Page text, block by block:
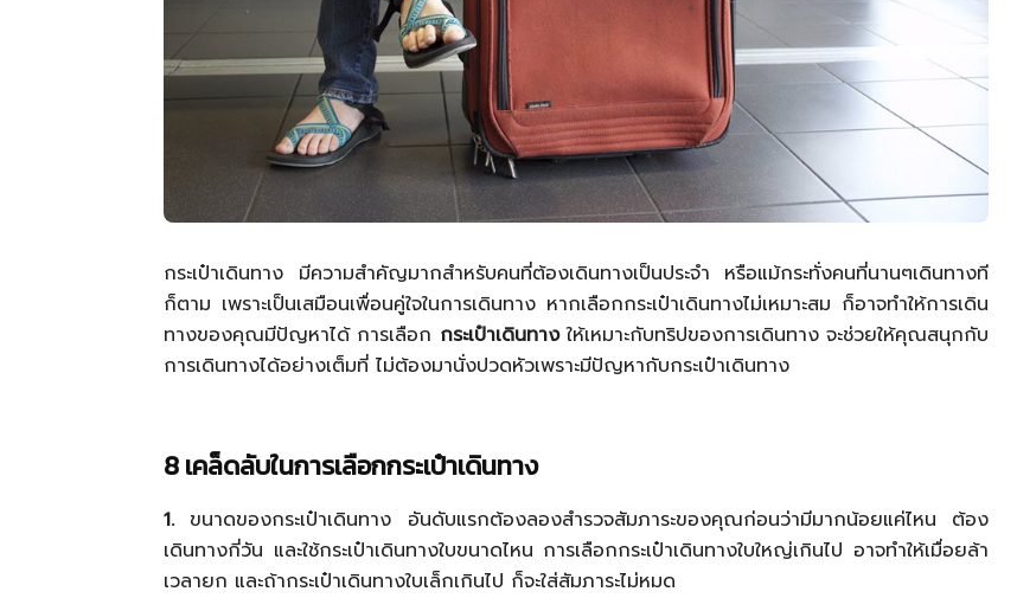
ไทย
กระเป๋าเดินทาง มีความสำคัญมากสำหรับคนที่ต้องเดินทางเป็นประจำ หรือแม้กระทั่งคนที่นานๆเดินทางที
ก็ตาม เพราะเป็นเสมือนเพื่อนคู่ใจในการเดินทาง หากเลือกกระเป๋าเดินทางไม่เหมาะสม ก็อาจทำให้การเดิน
ทางของคุณมีปัญหาได้ การเลือก กระเป๋าเดินทางให้เหมาะกับทริปของการเดินทาง จะช่วยให้คุณสนุกกับ
การเดินทางได้อย่างเต็มที่ ไม่ต้องมานั่งปวดหัวเพราะมีปัญหากับกระเป๋าเดินทาง
8 เคล็ดลับในการเลือกกระเป๋าเดินทาง
1.ขนาดของกระเป๋าเดินทาง อันดับแรกต้องลองสำรวจสัมภาระของคุณก่อนว่ามีมากน้อยแค่ไหน ต้อง
เดินทางกี่วัน และใช้กระเป๋าเดินทางใบขนาดไหน การเลือกกระเป๋าเดินทางใบใหญ่เกินไป อาจทำให้เมื่อยล้า
เวลายก และถ้ากระเป๋าเดินทางใบเล็กเกินไป ก็จะใส่สัมภาระไม่หมด